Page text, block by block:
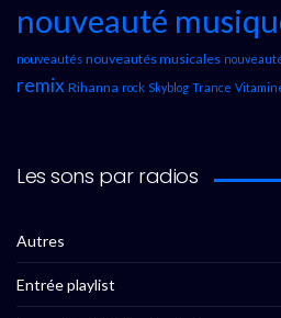
nouveauté
nouveautés nouveautés musicales
remix Rihanna rock Skyblog Trance
Les sons par radios
Autres
Entrée playlist